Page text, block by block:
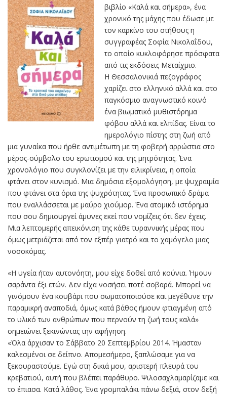
βιβλίο «Καλά και σήμερα», ένα
χρονικό της μάχης που έδωσε με
τον καρκίνο του στήθους η
συγγραφέας Σοφία Νικολαΐδου,
το οποίο κυκλοφόρησε πρόσφατα
από τις εκδόσεις Μεταίχμιο.
Η Θεσσαλονικιά πεζογράφος
χαρίζει στο ελληνικό αλλά και στο
παγκόσμιο αναγνωστικό κοινό
ένα βιωματικό μυθιστόρημα
φόβου αλλά και ελπίδας. Είναι το
ημερολόγιο πίστης στη ζωή από
μια γυναίκα που ήρθε αντιμέτωπη με τη φοβερή αρρώστια στο
μέρος-σύμβολο του ερωτισμού και της μητρότητας. Ένα
χρονολόγιο που συγκλονίζει με την ειλικρίνεια, η οποία
φτάνει στον κυνισμό. Μια δημόσια εξομολόγηση, με ψυχραιμία
που φτάνει στα όρια της ψυχρότητας. Ένα προσωπικό δράμα
που εναλλάσσεται με μαύρο χιούμορ. Ένα ατομικό ιστόρημα
που σου δημιουργεί άμυνες εκεί που νομίζεις ότι δεν έχεις.
Μια λεπτομερής απεικόνιση της κάθε τυραννικής μέρας που
όμως μετριάζεται από τον εξπέρ γιατρό και το χαμόγελο μιας
νοσοκόμας.
«Η υγεία ήταν αυτονόητη, μου είχε δοθεί από κούνια. Ήμουν
σαράντα έξι ετών. Δεν είχα νοσήσει ποτέ σοβαρά. Μπορεί να
γινόμουν ένα κουβάρι που σωματοποιούσε και μεγέθυνε την
παραμικρή αναποδιά, όμως κατά βάθος ήμουν φτιαγμένη από
το υλικό των ανθρώπων που περνούν τη ζωή τους καλά»
σημειώνει ξεκινώντας την αφήγηση.
«Όλα άρχισαν το Σάββατο 20 Σεπτεμβρίου 2014. Ήμασταν
καλεσμένοι σε δείπνο. Απομεσήμερο, ξαπλώσαμε για να
ξεκουραστούμε. Εγώ στη δικιά μου, αριστερή πλευρά του
κρεβατιού, αυτή που βλέπει παράθυρο. Ψιλοσαχλαμαρίζαμε και
το έπιασα. Κατά λάθος. Ένα γρομπαλάκι πάνω δεξιά, στον δεξή